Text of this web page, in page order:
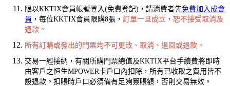
限以KKTIX會員帳號登入(免費登記)，請消費者先免費加入成會
員 ，每位KKTIX會員限購8張， 訂單一旦成立，恕不接受取消及
退款。
所有訂購或發出的門票均不可更改、取消、退回或退款。
交易一經接納，有關所購門票總值及KKTIX平台手續費將即時
由客戶之恒生MPOWER卡戶口內扣除，所有已收取之費用皆不
設退款。扣賬時戶口必須備有足夠簽賬額，否則交易無效。